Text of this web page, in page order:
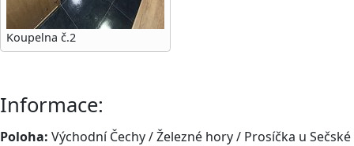
Koupelna č.2
Informace:
Poloha: Východní Čechy / Železné hory / Prosíčka u Sečské